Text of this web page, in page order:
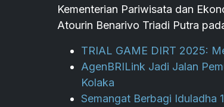
Kementerian Pariwisata dan
Atourin Benarivo Triadi Putra
TRIAL GAME DIRT 2025:
AgenBRILink Jadi Jalan
Kolaka
Semangat Berbagi Iduladha